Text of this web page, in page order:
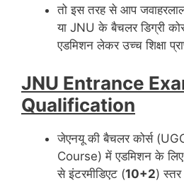
तो इस तरह से आप
या JNU के बैचलर डिग्री
एडमिशन लेकर उच्च शिक्षा
JNU Entrance
Qualification
जेएनयू की बैचलर कोर्स
Course) में एडमिशन के लिए
से इंटरमीडिएट (10+2) स्तर